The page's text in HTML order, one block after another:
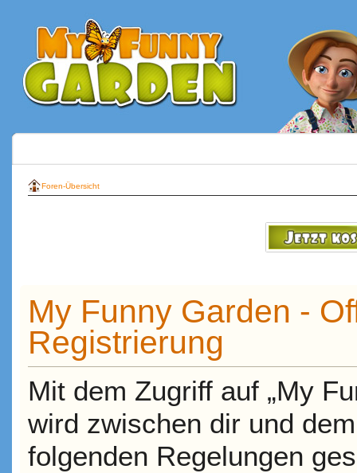
Foren-Übersicht
My Funny Garden -
Registrierung
Mit dem Zugriff auf „My
wird zwischen dir und
folgenden Regelungen